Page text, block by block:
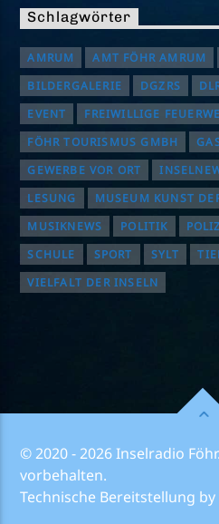
Schlagwörter
AMRUM AMT FÖHR AMRUM
BILDERGALERIE
DGZRS
EVENT
FREIWILLIGE
FÖHR TOURISMUS GMBH
GEWERBE VOR ORT
LESUNG
MUSEUM KUNST
MUSIKNEWS
POLITIK
SCHULE
SPORT SYLT
VIELFALT DER INSELN
© 2020 - 2026 Inselradio
vorbehalten.
Technische Bereitstellung by